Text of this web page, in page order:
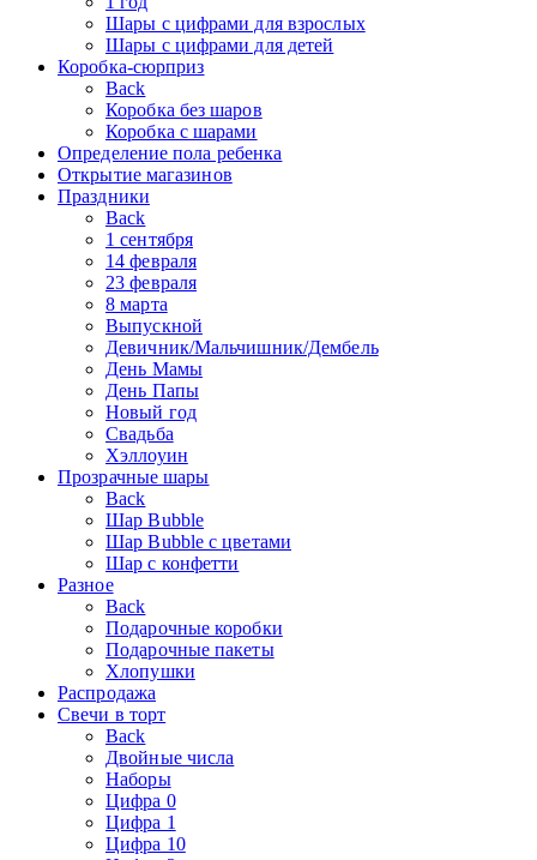
Шары с цифрами для взрослых
Шары с цифрами для детей
Коробка-сюрприз
Back
Коробка без шаров
Коробка с шарами
Определение пола ребенка
Открытие магазинов
Праздники
Back
1 сентября
14 февраля
23 февраля
8 марта
Выпускной
Девичник/Мальчишник/Дембель
День Мамы
День Папы
Новый год
Свадьба
Хэллоуин
Прозрачные шары
Back
Шар Bubble
Шар Bubble с цветами
Шар с конфетти
Разное
Back
Подарочные коробки
Подарочные пакеты
Хлопушки
Распродажа
Свечи в торт
Back
Двойные числа
Наборы
Цифра 0
Цифра 1
Цифра 10